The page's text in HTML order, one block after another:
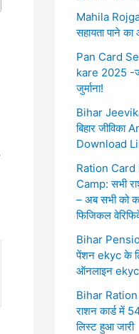
Mahila
सहायता पाने का
Pan Card
kare 2025 -
जुर्माना!
Bihar
बिहार
Download
Ration
Camp: सभी
– अब सभी को
फिजिकल
Bihar
पेंशन ekyc के
ऑनलाइन ekyc
Bihar Ration
राशन कार्ड में
लिस्ट हुआ जारी